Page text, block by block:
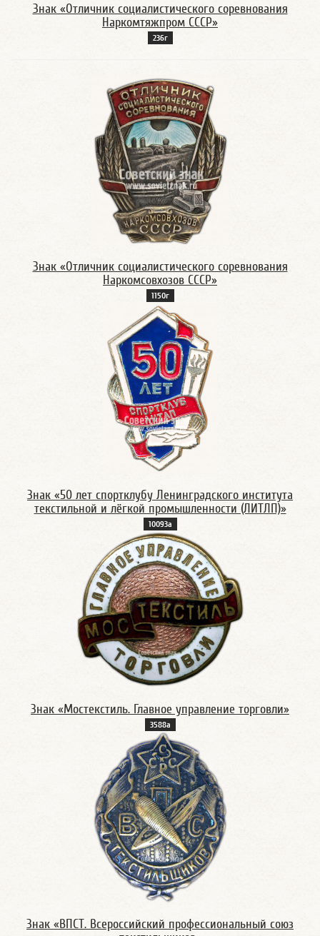
Знак «Отличник социалистического соревнования
Наркомтяжпром СССР»
236г
Знак «Отличник социалистического соревнования
Наркомсовхозов СССР»
1150г
Знак «50 лет спортклубу Ленинградского института
текстильной и лёгкой промышленности (ЛИТЛП)»
10093а
Знак «Мостекстиль. Главное управление торговли»
3588а
Знак «ВПСТ. Всероссийский профессиональный союз